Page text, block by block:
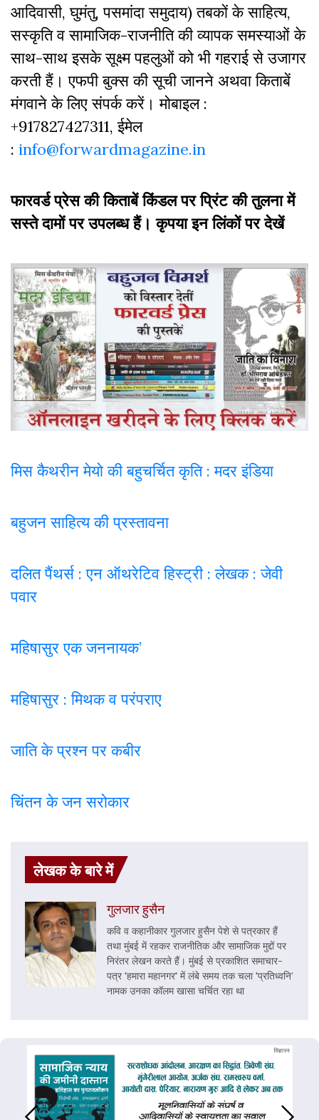
आदिवासी, घुमंतु, पसमांदा समुदाय) तबकों के साहित्‍य,
सस्‍क‍ृति व सामाजिक-राजनीति की व्‍यापक समस्‍याओं के
साथ-साथ इसके सूक्ष्म पहलुओं को भी गहराई से उजागर
करती हैं। एफपी बुक्‍स की सूची जानने अथवा किताबें
मंगवाने के लिए संपर्क करें। मोबाइल :
+917827427311, ईमेल
: info@forwardmagazine.in
फारवर्ड प्रेस की किताबें किंडल पर प्रिंट की तुलना में
सस्ते दामों पर उपलब्ध हैं। कृपया इन लिंकों पर देखें
मिस कैथरीन मेयो की बहुचर्चित कृति : मदर इंडिया
बहुजन साहित्य की प्रस्तावना
दलित पैंथर्स : एन ऑथरेटिव हिस्ट्री : लेखक : जेवी
पवार
महिषासुर एक जननायक’
महिषासुर : मिथक व परंपराए
जाति के प्रश्न पर कबीर
चिंतन के जन सरोकार
लेखक के बारे में
गुलजार हुसैन
कवि व कहानीकार गुलजार हुसैन पेशे से पत्रकार हैं
तथा मुंबई में रहकर राजनीतिक और सामाजिक मुद्दों पर
निरंतर लेखन करते हैं। मुंबई से प्रकाशित समाचार-
पत्र 'हमारा महानगर' में लंबे समय तक चला 'प्रतिध्वनि’
नामक उनका कॉलम खासा चर्चित रहा था